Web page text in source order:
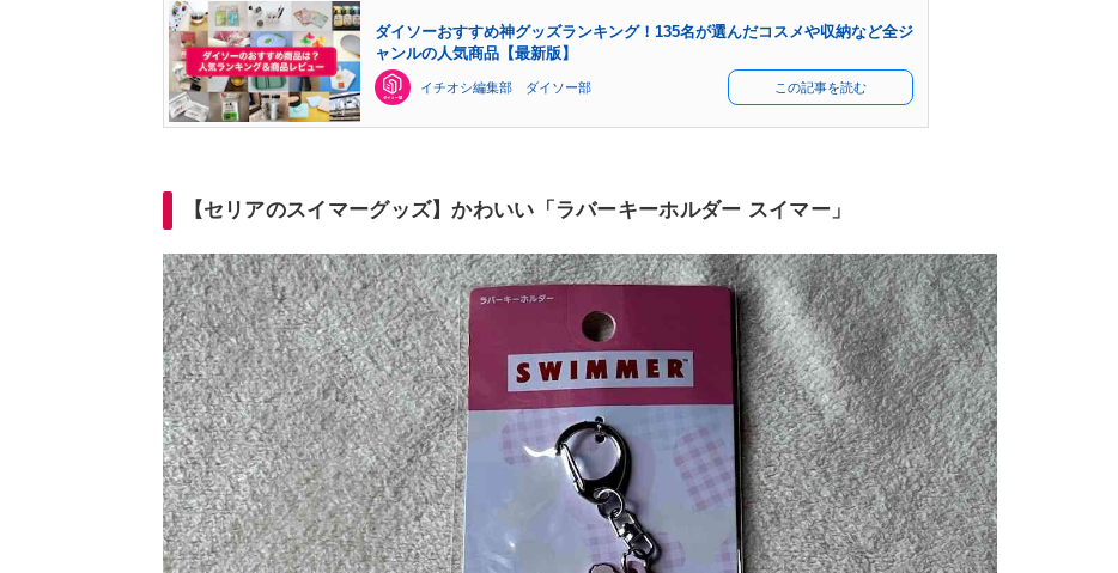
ダイソーおすすめ神グッズランキング！135名が選んだコスメや収納など全ジ
ャンルの人気商品【最新版】
イチオシ編集部 ダイソー部 この記事を読む
【セリアのスイマーグッズ】かわいい「ラバーキーホルダー スイマー」